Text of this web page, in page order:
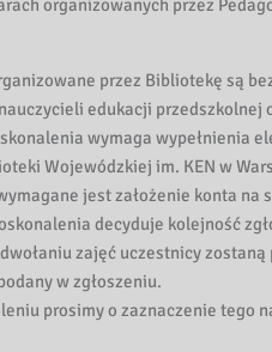
organizowanych przez
przez Bibliotekę są
edukacji przedszkolnej
wymaga wypełnienia
Wojewódzkiej im. KEN w
jest założenie konta
decyduje kolejność
zajęć uczestnicy
w zgłoszeniu.
prosimy o zaznaczenie tego